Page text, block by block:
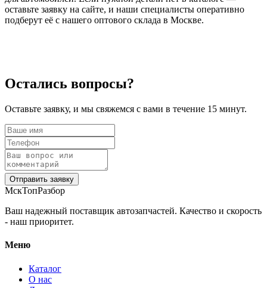
оставьте заявку на сайте, и наши специалисты оперативно
подберут её с нашего оптового склада в Москве.
Остались вопросы?
Оставьте заявку, и мы свяжемся с вами в течение 15 минут.
Отправить заявку
МскТопРазбор
Ваш надежный поставщик автозапчастей. Качество и скорость
- наш приоритет.
Меню
Каталог
О нас